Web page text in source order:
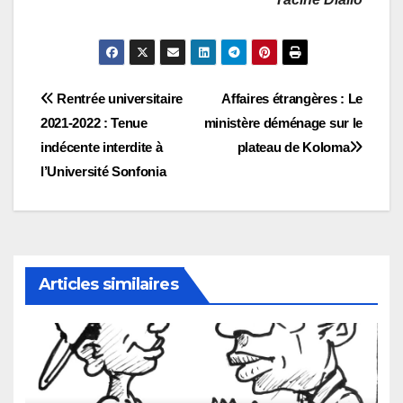
Navigation
de
l’article
Affaires étrangères : Le
ministère déménage sur le
plateau de Koloma
Rentrée universitaire
2021-2022 : Tenue
indécente interdite à
l’Université Sonfonia
Articles similaires